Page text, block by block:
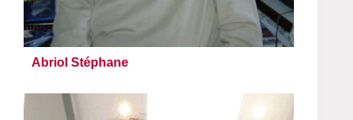
Abriol Stéphane